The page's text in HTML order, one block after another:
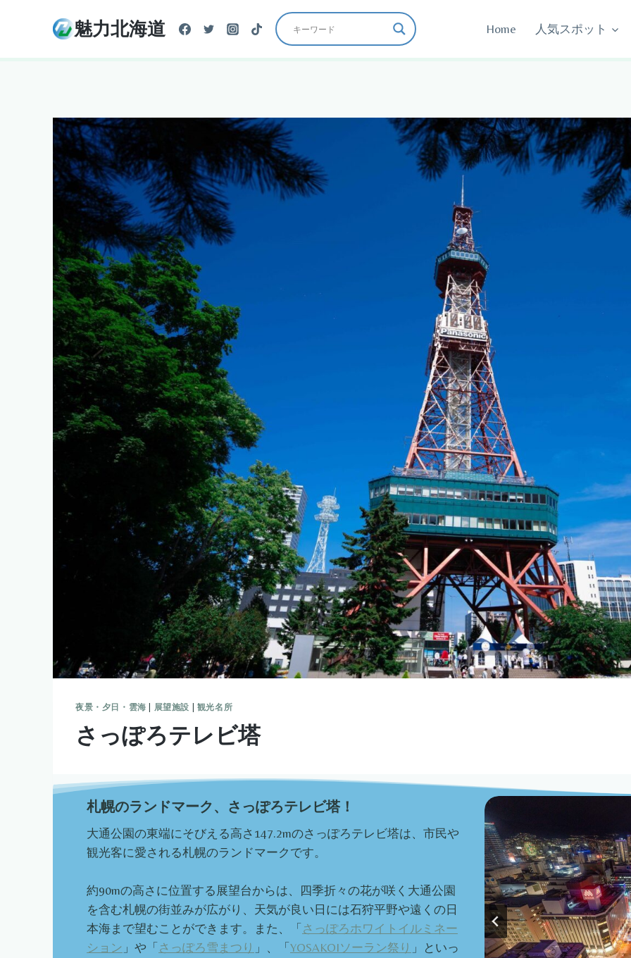
魅力北海道 Home 人気スポット
夜景・夕日・雲海 展望施設 観光名所
さっぽろテレビ塔
札幌のランドマーク、さっぽろテレビ塔！
大通公園の東端にそびえる高さ147.2mのさっぽろテレビ塔は、市民や
観光客に愛される札幌のランドマークです。
約90mの高さに位置する展望台からは、四季折々の花が咲く大通公園
を含む札幌の街並みが広がり、天気が良い日には石狩平野や遠くの日
本海まで望むことができます。また、「さっぽろホワイトイルミネー
ション 」や「さっぽろ雪まつり 」、「YOSAKOIソーラン祭り 」といっ